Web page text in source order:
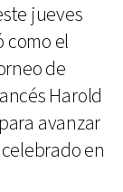
jueves
como el
de
Harold
avanzar
en